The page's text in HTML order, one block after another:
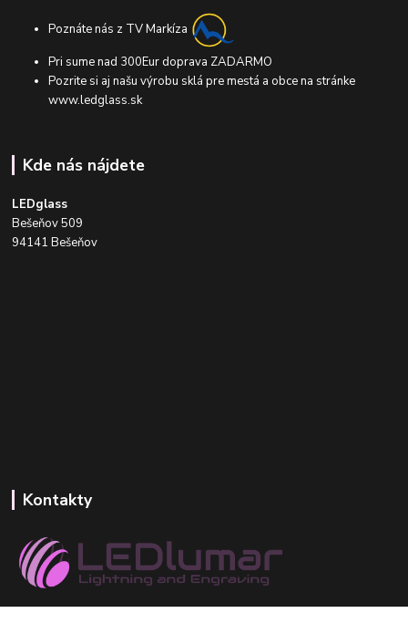
Poznáte nás z TV Markíza
Pri sume nad 300Eur doprava ZADARMO
Pozrite si aj našu výrobu sklá pre mestá a obce na stránke
www.ledglass.sk
Kde nás nájdete
LEDglass
Bešeňov 509
94141 Bešeňov
Kontakty